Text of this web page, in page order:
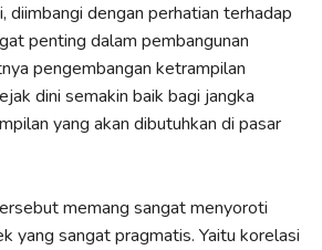
diimbangi dengan perhatian terhadap
penting dalam pembangunan
pengembangan ketrampilan
dini semakin baik bagi jangka
yang akan dibutuhkan di pasar
memang sangat menyoroti
yang sangat pragmatis. Yaitu korelasi